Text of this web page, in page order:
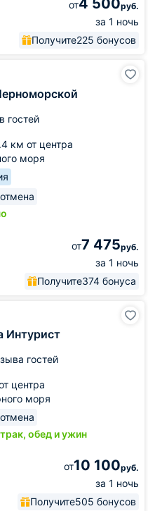
от4 500руб.
за 1 ночь
Получите225 бонусов
гостей
км от центра
моря
от7 475руб.
за 1 ночь
Получите374 бонуса
Интурист
гостей
центра
моря
обед и ужин
от10 100руб.
за 1 ночь
Получите505 бонусов